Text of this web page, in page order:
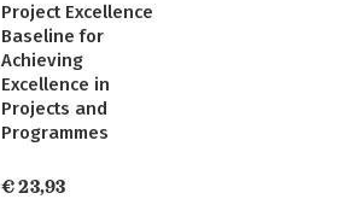
Project Excellence
Baseline for
Achieving
Excellence in
Projects and
Programmes
€ 23,93